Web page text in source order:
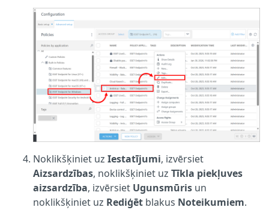
Noklikšķiniet uz Iestatījumi, izvērsiet
Aizsardzības, noklikšķiniet uz Tīkla piekļuves
aizsardzība, izvērsiet Ugunsmūris un
noklikšķiniet uz Rediģēt blakus Noteikumiem.